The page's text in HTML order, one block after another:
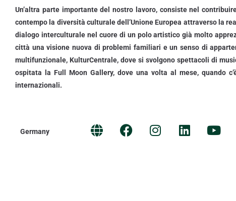
Un’altra parte importante del nostro lavoro, consiste nel
contempo la diversità culturale dell’Unione Europea attraverso la
dialogo interculturale nel cuore di un polo artistico già molto
città una visione nuova di problemi familiari e un senso di
multifunzionale, KulturCentrale, dove si svolgono spettacoli di
ospitata la Full Moon Gallery, dove una volta al mese, quando
internazionali.
Germany